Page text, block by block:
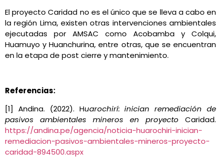
El proyecto Caridad no es el único que se lleva a cabo en
la región Lima, existen otras intervenciones ambientales
ejecutadas por AMSAC como Acobamba y Colqui,
Huamuyo y Huanchurina, entre otras, que se encuentran
en la etapa de post cierre y mantenimiento.
Referencias:
[1] Andina. (2022). Huarochirí: inician remediación de
pasivos ambientales mineros en proyecto Caridad.
https://andina.pe/agencia/noticia-huarochiri-inician-
remediacion-pasivos-ambientales-mineros-proyecto-
caridad-894500.aspx